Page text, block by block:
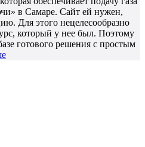
в Самаре. Сайт ей нужен,
Для этого нецелесообразно
который у нее был. Поэтому
готового решения с простым